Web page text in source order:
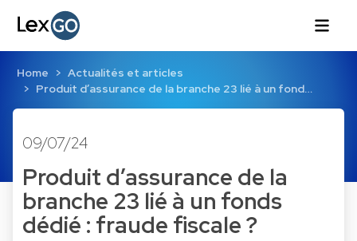
Home
Actualités et articles
Produit d’assurance de la branche 23 lié à un fond…
09/07/24
Produit d’assurance de la
branche 23 lié à un fonds
dédié : fraude fiscale ?